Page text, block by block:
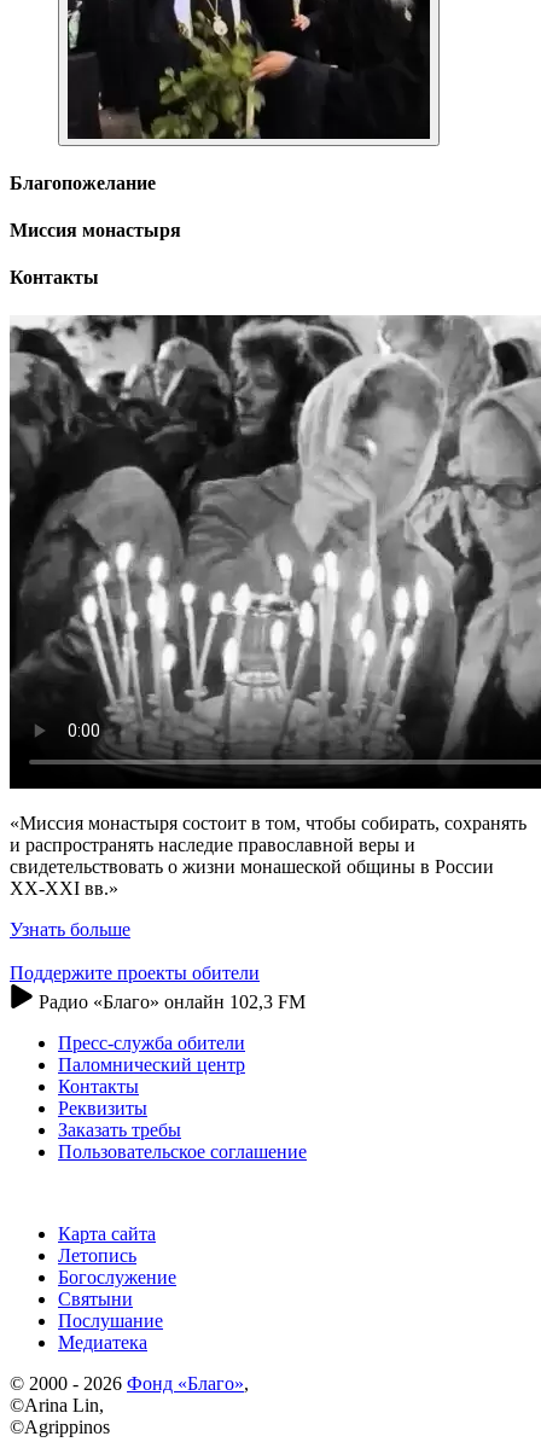
Благопожелание
Миссия монастыря
Контакты
«Миссия монастыря состоит в том, чтобы собирать, сохранять
и распространять наследие православной веры и
свидетельствовать о жизни монашеской общины в России
XX-XXI вв.»
Узнать больше
Поддержите проекты обители
Радио «Благо» онлайн 102,3 FM
Пресс-служба обители
Паломнический центр
Контакты
Реквизиты
Заказать требы
Пользовательское соглашение
Карта сайта
Летопись
Богослужение
Святыни
Послушание
Медиатека
© 2000 - 2026 Фонд «Благо»,
©Arina Lin,
©Agrippinos